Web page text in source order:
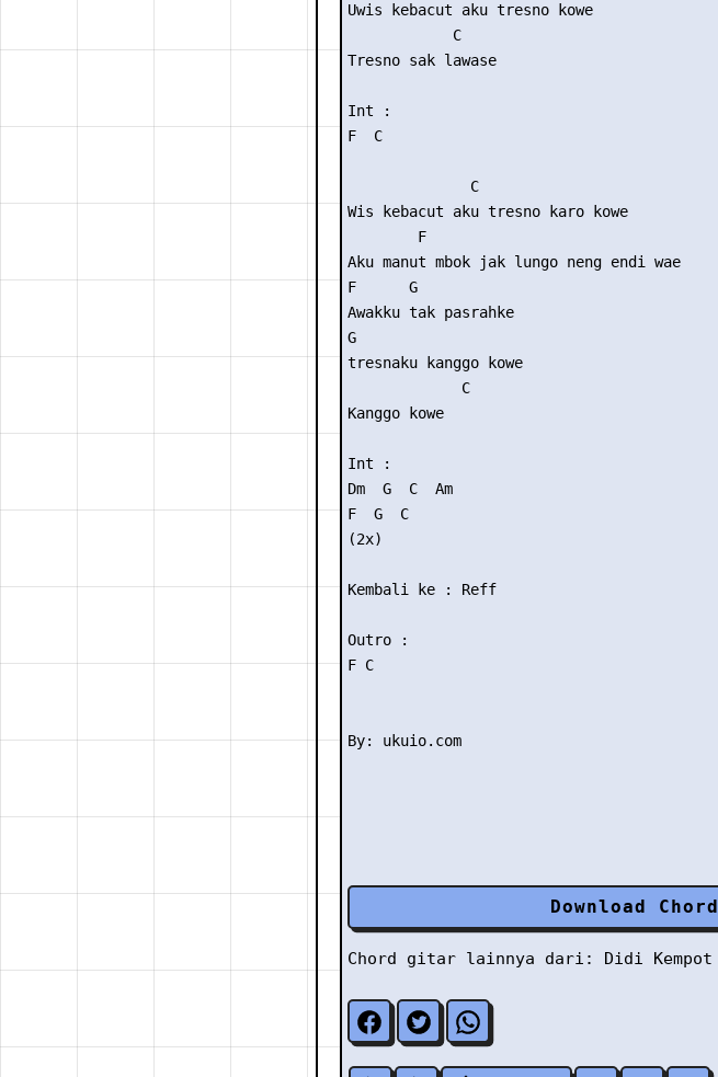
Uwis kebacut aku tresno kowe
            C
Tresno sak lawase
Int :
F  C
              C
Wis kebacut aku tresno karo kowe
        F
Aku manut mbok jak lungo neng endi wae
F      G
Awakku tak pasrahke
G
tresnaku kanggo kowe
             C
Kanggo kowe
Int :
Dm  G  C  Am
F  G  C
(2x)
Kembali ke : Reff
Outro :
F C
Download Chord
Chord gitar lainnya dari: Didi Kempot